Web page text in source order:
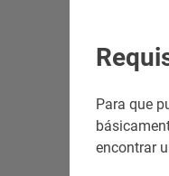
Para que
encontrar